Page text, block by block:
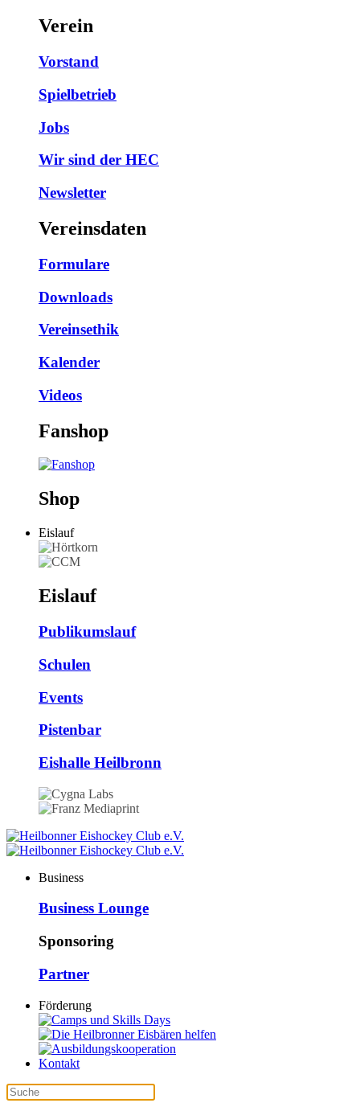
Verein
Vorstand
Spielbetrieb
Jobs
Wir sind der HEC
Newsletter
Vereinsdaten
Formulare
Downloads
Vereinsethik
Kalender
Videos
Fanshop
Shop
Eislauf
Eislauf
Publikumslauf
Schulen
Events
Pistenbar
Eishalle Heilbronn
Business
Business Lounge
Sponsoring
Partner
Förderung
Kontakt